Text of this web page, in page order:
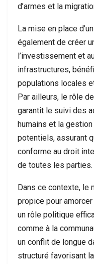
d’armes et la
La mise en place
également de créer
l’investissement et
infrastructures,
populations locales
Par ailleurs, le rôle
garantit le suivi des
humains et la
potentiels, assurant
conforme au droit
de toutes les parties.
Dans ce contexte, le
propice pour
un rôle politique
comme à la
un conflit de longue
structuré favorisant